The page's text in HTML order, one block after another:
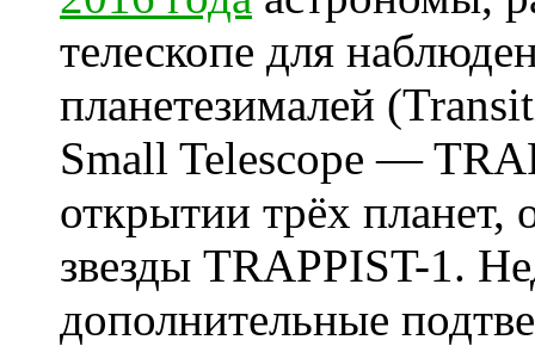
телескопе для
планетезималей
Small Telescope —
открытии трёх
звезды TRAPPIST-1.
дополнительные